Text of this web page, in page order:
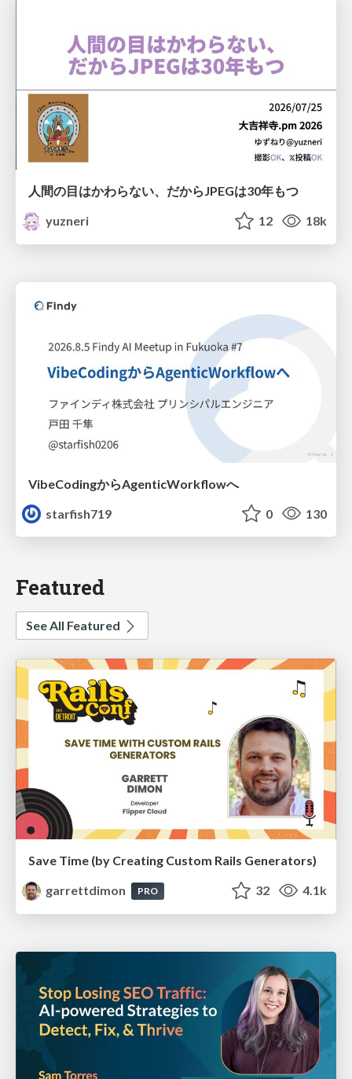
人間の目はかわらない、だからJPEGは30年もつ
yuzneri
12 18k
VibeCodingからAgenticWorkflowへ
starfish719
0 130
Featured
See All Featured
Save Time (by Creating Custom Rails Generators)
garrettdimon
PRO 32 4.1k